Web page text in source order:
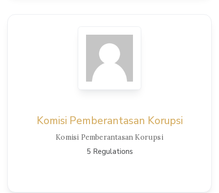
View Details
Komisi Pemberantasan Korupsi
Komisi Pemberantasan Korupsi
5 Regulations